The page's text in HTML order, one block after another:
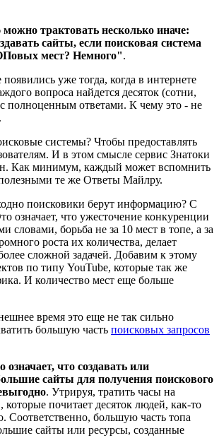
трактовать несколько иначе:
сайты, если поисковая система
мест? Немного".
уже тогда, когда в интернете
вопроса найдется десяток (сотни,
полноценным ответами. К чему это - не
системы? Чтобы предоставлять
И в этом смысле сервис Знатоки
Как минимум, каждый может вспомнить
те же Ответы Майлру.
поисковики берут информацию? С
означает, что ужесточение конкуренции
словами, борьба не за 10 мест в топе, а за
роста их количества, делает
сложной задачей. Добавим к этому
по типу YouTube, которые так же
И количество мест еще больше
время это еще не так сильно
большую часть поисковых запросов
означает, что создавать или
сайты для получения поискового
. Утрируя, тратить часы на
которые почитает десяток людей, как-то
Соответственно, большую часть топа
сайты или ресурсы, созданные